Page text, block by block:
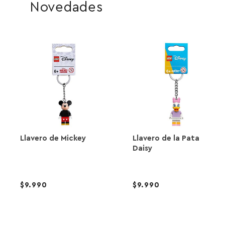
Novedades
Llavero de Mickey
9.990
Llavero de la Pata
Daisy
9.990